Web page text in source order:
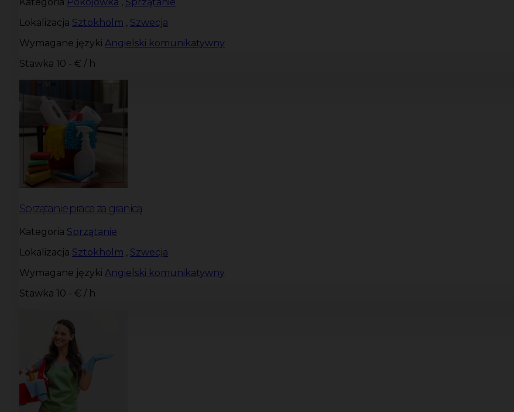
Kategoria Pokojówka , Sprzątanie
Lokalizacja Sztokholm , Szwecja
Wymagane języki Angielski komunikatywny
Stawka 10 - € / h
Sprzątanie praca za granicą
Kategoria Sprzątanie
Lokalizacja Sztokholm , Szwecja
Wymagane języki Angielski komunikatywny
Stawka 10 - € / h